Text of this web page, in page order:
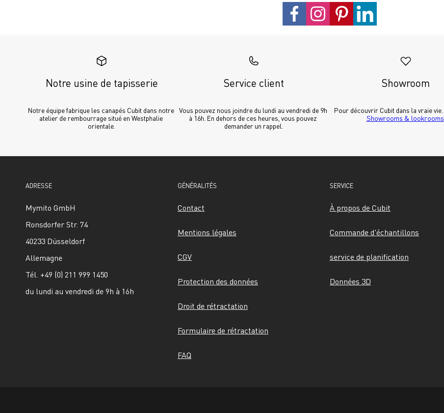
Notre usine de tapisserie
Notre équipe fabrique les canapés Cubit dans notre
atelier de rembourrage situé en Westphalie
orientale.
Service client
Vous pouvez nous joindre du lundi au vendredi de 9h
à 16h. En dehors de ces heures, vous pouvez
demander un rappel.
Showroom
Showrooms & lookrooms
ADRESSE
Mymito GmbH
Ronsdorfer Str. 74
40233 Düsseldorf
Allemagne
Tél. +49 (0) 211 999 1450
du lundi au vendredi de 9h à 16h
GÉNÉRALITÉS
Contact
Mentions légales
CGV
Protection des données
Droit de rétractation
Formulaire de rétractation
FAQ
SERVICE
À propos de Cubit
Commande d'échantillons
service de planification
Données 3D